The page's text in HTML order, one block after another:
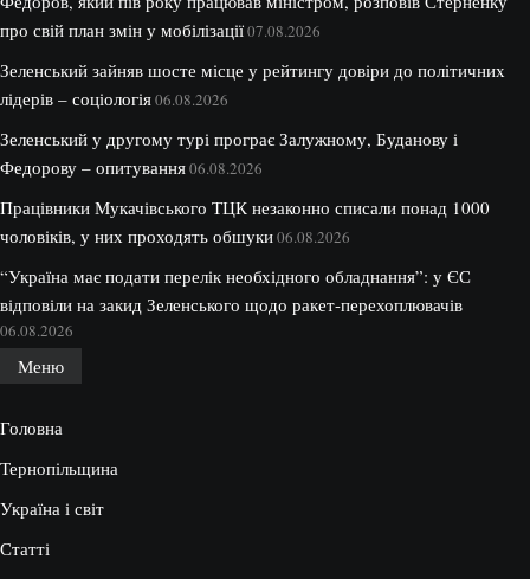
про свій план змін у мобілізації07.08.2026
Зеленський зайняв шосте місце у рейтингу довіри до політичних
лідерів – соціологія06.08.2026
Зеленський у другому турі програє Залужному, Буданову і
Федорову – опитування06.08.2026
Працівники Мукачівського ТЦК незаконно списали понад 1000
чоловіків, у них проходять обшуки06.08.2026
“Україна має подати перелік необхідного обладнання”: у ЄС
відповіли на закид Зеленського щодо ракет-перехоплювачів
06.08.2026
Меню
Головна
Тернопільщина
Україна і світ
Статті